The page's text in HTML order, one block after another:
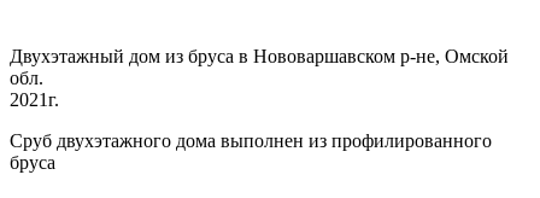
Двухэтажный дом из бруса в Нововаршавском р-не, Омской
обл.
2021г.
Сруб двухэтажного дома выполнен из профилированного
бруса